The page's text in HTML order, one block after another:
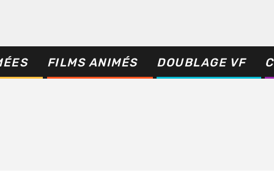
FILMS ANIMÉS DOUBLAGE VF